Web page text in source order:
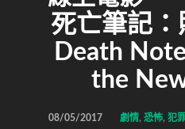
死亡筆記
Death
the
08/05/2017 劇情, 恐怖, 犯